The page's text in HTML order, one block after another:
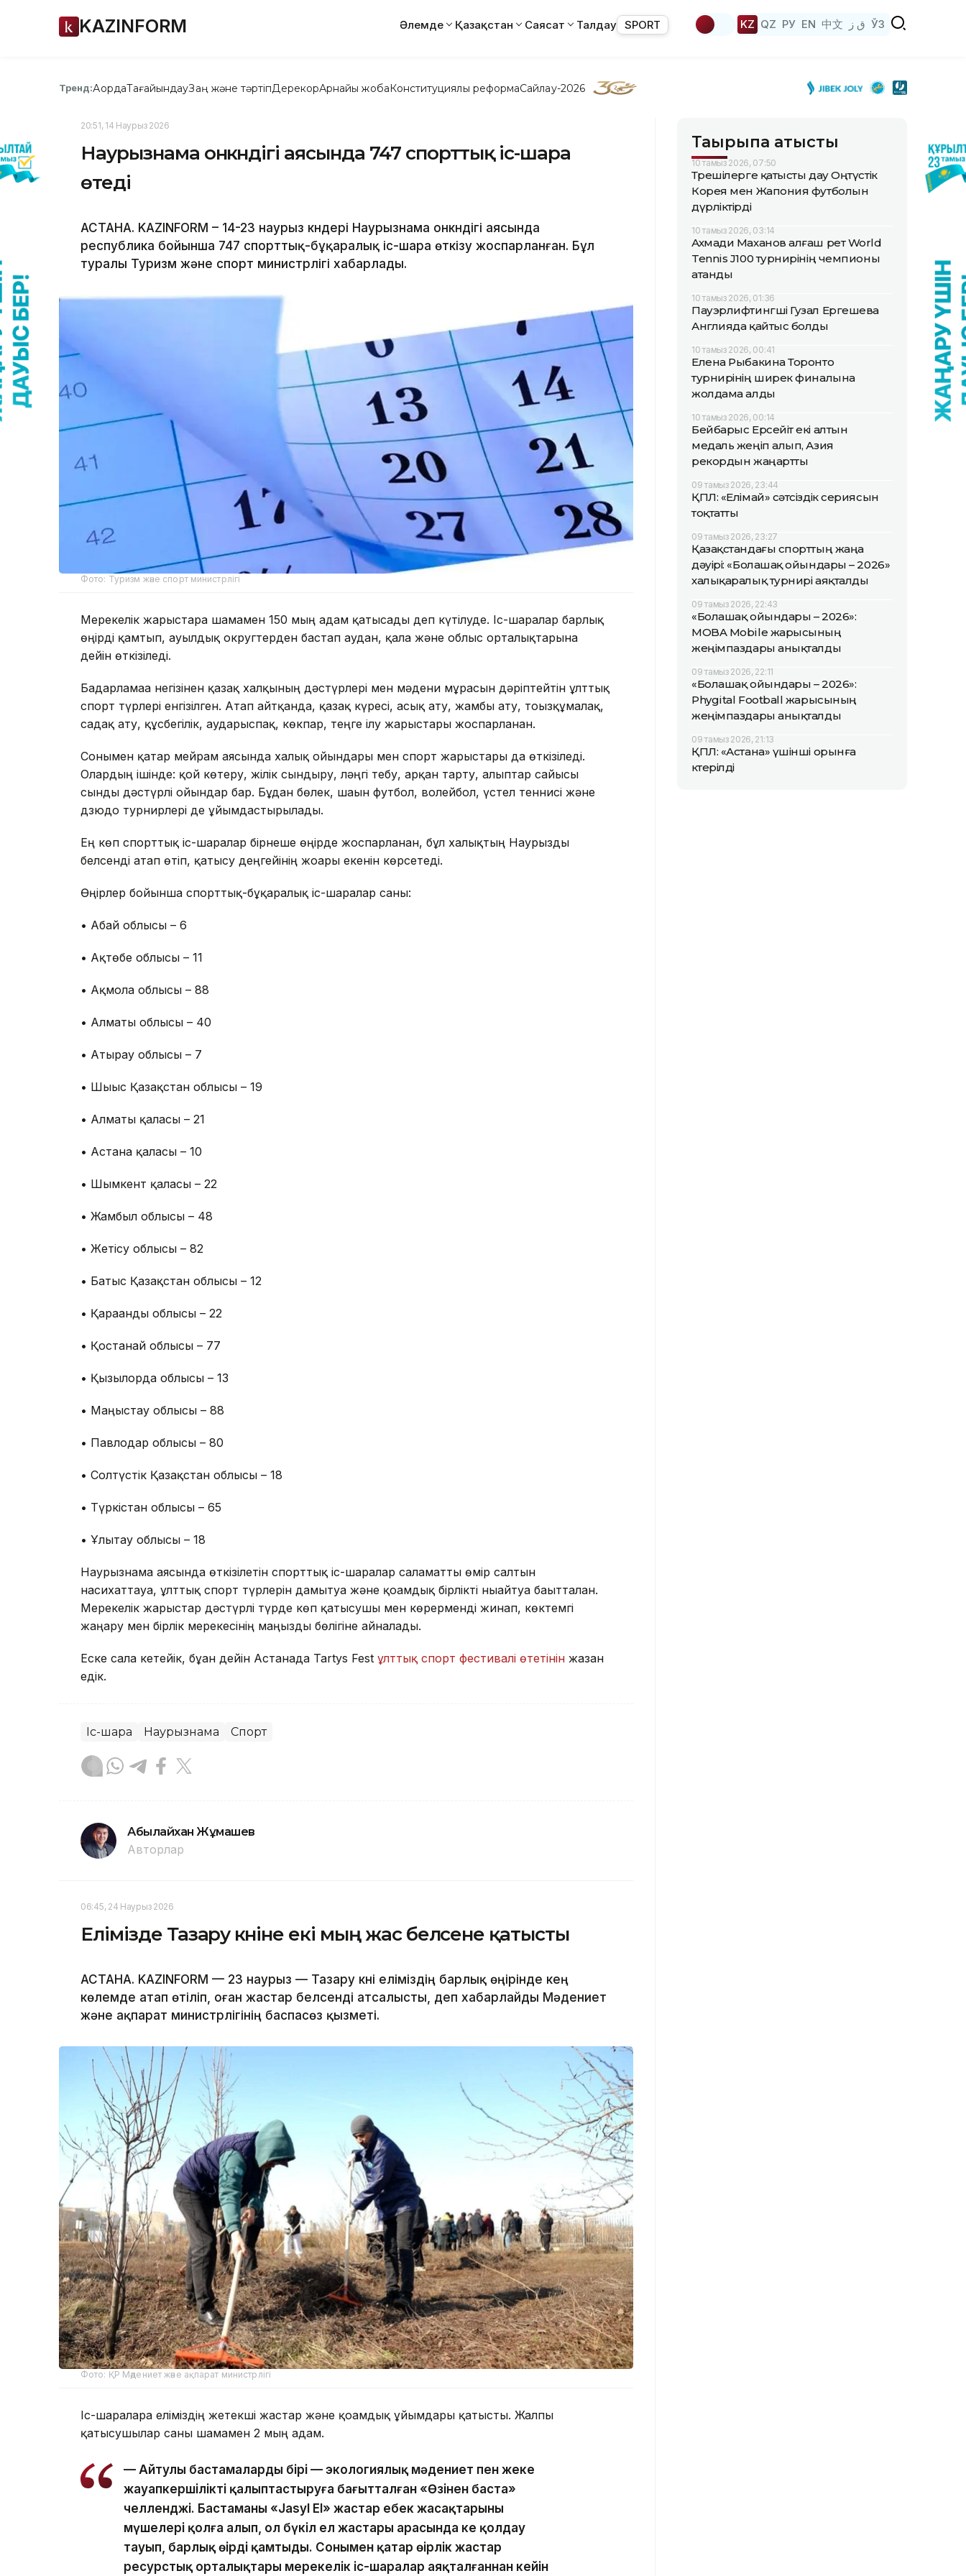
KAZINFORM Әлемде Қазақстан Саясат Талдау SPORT KZ QZ РУ EN 中文 ق ز ЎЗ
Тренд:АқордаТағайындауЗаң және тәртіпДерекқорАрнайы жобаКонституциялық реформаСайлау-2026
20:51, 14 Наурыз 2026
Наурызнама онкүндігі аясында 747 спорттық іс-шара
өтеді
АСТАНА. KAZINFORM – 14-23 наурыз күндері Наурызнама онкүндігі аясында
республика бойынша 747 спорттық-бұқаралық іс-шара өткізу жоспарланған. Бұл
туралы Туризм және спорт министрлігі хабарлады.
Фото: Туризм және спорт министрлігі
Мерекелік жарыстарға шамамен 150 мың адам қатысады деп күтілуде. Іс-шаралар барлық
өңірді қамтып, ауылдық округтерден бастап аудан, қала және облыс орталықтарына
дейін өткізіледі.
Бағдарламаға негізінен қазақ халқының дәстүрлері мен мәдени мұрасын дәріптейтін ұлттық
спорт түрлері енгізілген. Атап айтқанда, қазақ күресі, асық ату, жамбы ату, тоғызқұмалақ,
садақ ату, құсбегілік, аударыспақ, көкпар, теңге ілу жарыстары жоспарланған.
Сонымен қатар мейрам аясында халық ойындары мен спорт жарыстары да өткізіледі.
Олардың ішінде: қой көтеру, жілік сындыру, ләңгі тебу, арқан тарту, алыптар сайысы
сынды дәстүрлі ойындар бар. Бұдан бөлек, шағын футбол, волейбол, үстел теннисі және
дзюдо турнирлері де ұйымдастырылады.
Ең көп спорттық іс-шаралар бірнеше өңірде жоспарланған, бұл халықтың Наурызды
белсенді атап өтіп, қатысу деңгейінің жоғары екенін көрсетеді.
Өңірлер бойынша спорттық-бұқаралық іс-шаралар саны:
• Абай облысы – 6
• Ақтөбе облысы – 11
• Ақмола облысы – 88
• Алматы облысы – 40
• Атырау облысы – 7
• Шығыс Қазақстан облысы – 19
• Алматы қаласы – 21
• Астана қаласы – 10
• Шымкент қаласы – 22
• Жамбыл облысы – 48
• Жетісу облысы – 82
• Батыс Қазақстан облысы – 12
• Қарағанды облысы – 22
• Қостанай облысы – 77
• Қызылорда облысы – 13
• Маңғыстау облысы – 88
• Павлодар облысы – 80
• Солтүстік Қазақстан облысы – 18
• Түркістан облысы – 65
• Ұлытау облысы – 18
Наурызнама аясында өткізілетін спорттық іс-шаралар саламатты өмір салтын
насихаттауға, ұлттық спорт түрлерін дамытуға және қоғамдық бірлікті нығайтуға бағытталған.
Мерекелік жарыстар дәстүрлі түрде көп қатысушы мен көрерменді жинап, көктемгі
жаңару мен бірлік мерекесінің маңызды бөлігіне айналады.
Еске сала кетейік, бұған дейін Астанада Tartys Fest ұлттық спорт фестивалі өтетінін жазған
едік.
Іс-шара Наурызнама Спорт
Абылайхан Жұмашев
Авторлар
06:45, 24 Наурыз 2026
Елімізде Тазару күніне екі мың жас белсене қатысты
АСТАНА. KAZINFORM — 23 наурыз — Тазару күні еліміздің барлық өңірінде кең
көлемде атап өтіліп, оған жастар белсенді атсалысты, деп хабарлайды Мәдениет
және ақпарат министрлігінің баспасөз қызметі.
Фото: ҚР Мәдениет және ақпарат министрлігі
Іс-шараларға еліміздің жетекші жастар және қоғамдық ұйымдары қатысты. Жалпы
қатысушылар саны шамамен 2 мың адам.
— Айтулы бастамалардың бірі — экологиялық мәдениет пен жеке
жауапкершілікті қалыптастыруға бағытталған «Өзіңнен баста»
челленджі. Бастаманы «Jasyl El» жастар еңбек жасақтарының
мүшелері қолға алып, ол бүкіл ел жастары арасында кең қолдау
тауып, барлық өңірді қамтыды. Сонымен қатар өңірлік жастар
ресурстық орталықтары мерекелік іс-шаралар аяқталғаннан кейін
Тақырыпқа қатысты
10 тамыз 2026, 07:50
Төрешілерге қатысты дау Оңтүстік
Корея мен Жапония футболын
дүрліктірді
10 тамыз 2026, 03:14
Ахмади Маханов алғаш рет World
Tennis J100 турнирінің чемпионы
атанды
10 тамыз 2026, 01:36
Пауэрлифтингші Гузал Ергешева
Англияда қайтыс болды
10 тамыз 2026, 00:41
Елена Рыбакина Торонто
турнирінің ширек финалына
жолдама алды
10 тамыз 2026, 00:14
Бейбарыс Ерсейіт екі алтын
медаль жеңіп алып, Азия
рекордын жаңартты
09 тамыз 2026, 23:44
ҚПЛ: «Елімай» сәтсіздік сериясын
тоқтатты
09 тамыз 2026, 23:27
Қазақстандағы спорттың жаңа
дәуірі: «Болашақ ойындары – 2026»
халықаралық турнирі аяқталды
09 тамыз 2026, 22:43
«Болашақ ойындары – 2026»:
MOBA Mobile жарысының
жеңімпаздары анықталды
09 тамыз 2026, 22:11
«Болашақ ойындары – 2026»:
Phygital Football жарысының
жеңімпаздары анықталды
09 тамыз 2026, 21:13
ҚПЛ: «Астана» үшінші орынға
көтерілді